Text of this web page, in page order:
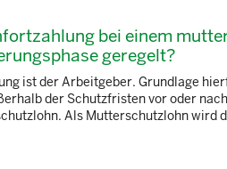
bei einem
geregelt?
ist der Arbeitgeber. Grundlage
der Schutzfristen vor oder
Als Mutterschutzlohn wird